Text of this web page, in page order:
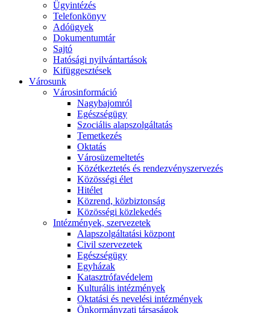
Ügyintézés
Telefonkönyv
Adóügyek
Dokumentumtár
Sajtó
Hatósági nyilvántartások
Kifüggesztések
Városunk
Városinformáció
Nagybajomról
Egészségügy
Szociális alapszolgáltatás​
Temetkezés
Oktatás
Városüzemeltetés
Közétkeztetés és rendezvényszervezés
Közösségi élet​
Hitélet
Közrend, közbiztonság
Közösségi közlekedés
Intézmények, szervezetek
Alapszolgáltatási központ
Civil szervezetek
Egészségügy
Egyházak
Katasztrófavédelem
Kulturális intézmények
Oktatási és nevelési intézmények
Önkormányzati társaságok